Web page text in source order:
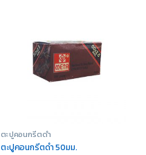
ตะปูคอนกรีตดำ
ตะปูคอนกรีตดำ 50มม.